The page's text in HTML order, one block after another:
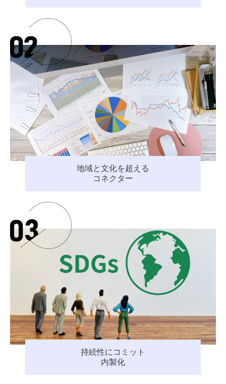
地域と文化を超える
コネクター
持続性にコミット
内製化